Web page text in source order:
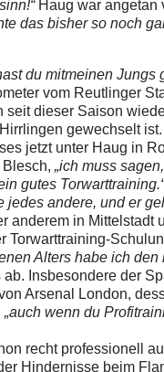
Haug war angetan
das bisher so noch
du mitmeinen Jungs
vom Reutlinger
dieser Saison
gewechselt
jetzt unter Haug in
„ich muss
gutes
andere, und er
anderem in Mittelstadt
Torwarttraining-
Alters habe ich den
Insbesondere der
Arsenal London,
„auch wenn du
recht professionell
Hindernisse beim